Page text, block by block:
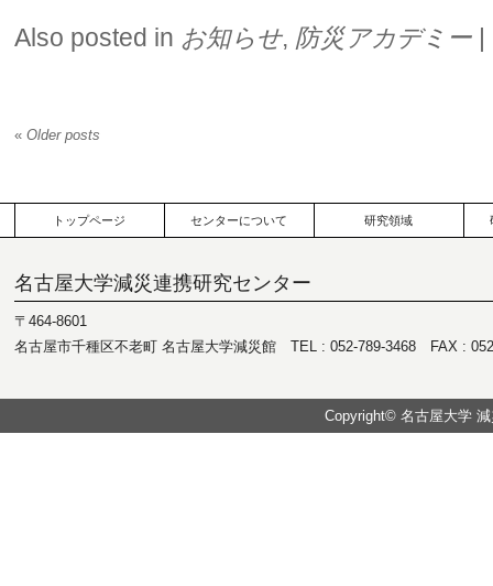
Also posted in お知らせ, 防災アカデミー |
«Older posts
トップページ センターについて 研究領域
名古屋大学減災連携研究センター
〒464-8601
名古屋市千種区不老町 名古屋大学減災館 TEL : 052-789-3468 FAX :
Copyright© 名古屋大学